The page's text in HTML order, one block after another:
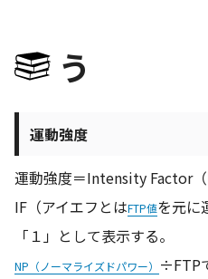
う
運動強度
運動強度＝Intensity Factor（
IF（アイエフとはFTP値を元に
「１」として表示する。
NP（ノーマライズドパワー） ÷FTP